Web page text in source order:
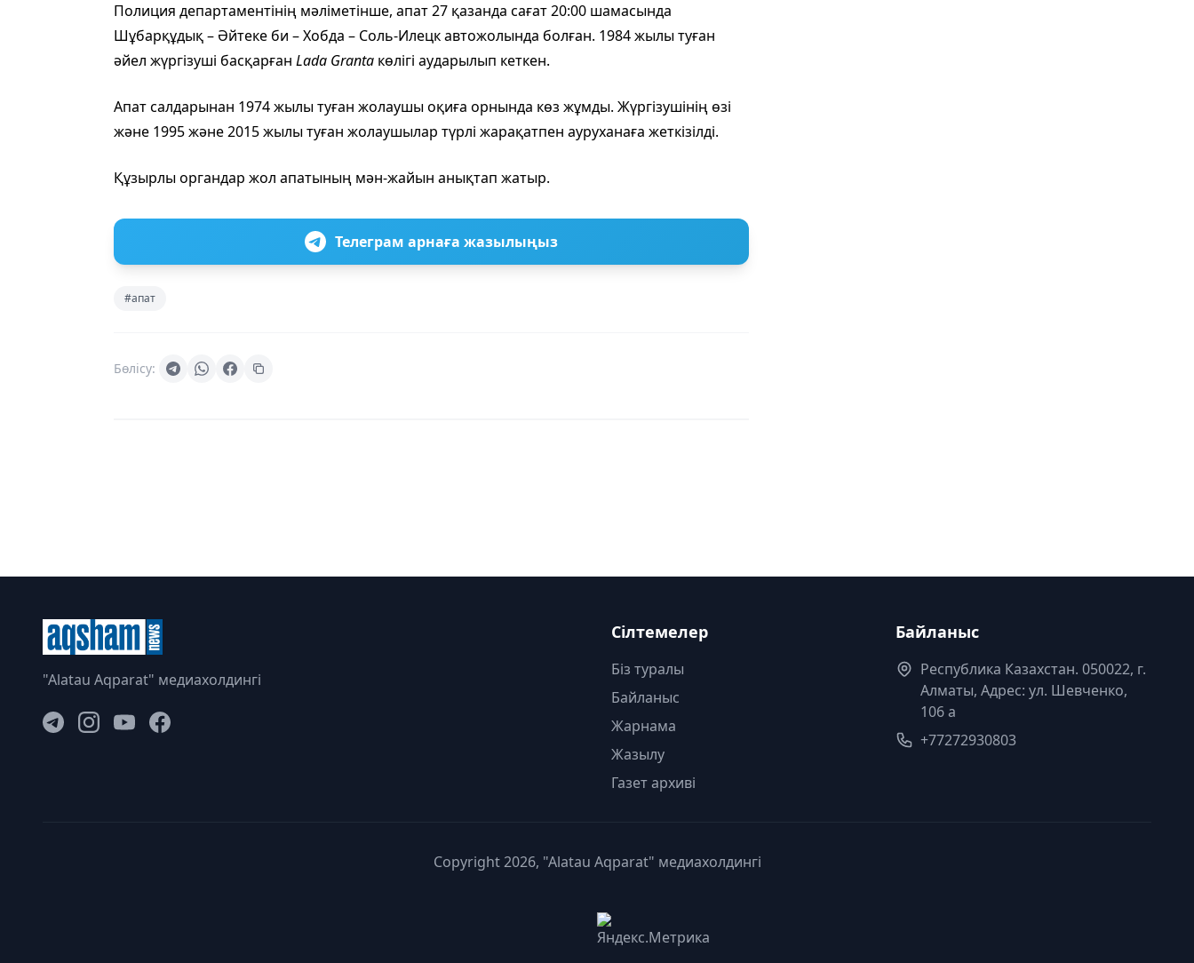
Полиция департаментінің мәліметінше, апат 27 қазанда сағат 20:00 шамасында
Шұбарқұдық – Әйтеке би – Хобда – Соль-Илецк автожолында болған. 1984 жылы туған
әйел жүргізуші басқарған Lada Granta көлігі аударылып кеткен.
Апат салдарынан 1974 жылы туған жолаушы оқиға орнында көз жұмды. Жүргізушінің өзі
және 1995 және 2015 жылы туған жолаушылар түрлі жарақатпен ауруханаға жеткізілді.
Құзырлы органдар жол апатының мән-жайын анықтап жатыр.
Телеграм арнаға жазылыңыз
#апат
Бөлісу:
"Alatau Aqparat" медиахолдингі
Сілтемелер
Біз туралы
Байланыс
Жарнама
Жазылу
Газет архиві
Байланыс
Республика Казахстан. 050022, г.
Алматы, Адрес: ул. Шевченко,
106 а
+77272930803
Copyright 2026, "Alatau Aqparat" медиахолдингі